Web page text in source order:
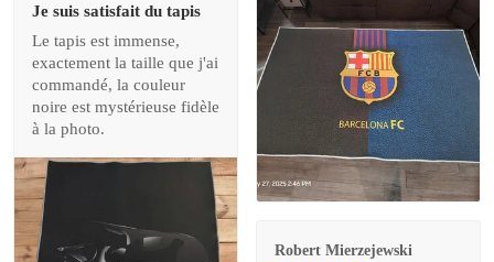
Je suis satisfait du tapis
Le tapis est immense,
exactement la taille que j'ai
commandé, la couleur
noire est mystérieuse fidèle
à la photo.
Robert Mierzejewski